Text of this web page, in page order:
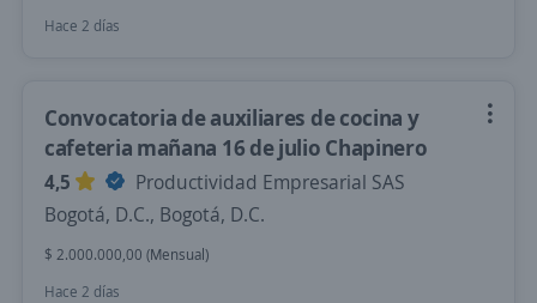
Hace 2 días
Convocatoria de auxiliares de cocina y
cafeteria mañana 16 de julio Chapinero
4,5
Productividad Empresarial SAS
Bogotá, D.C., Bogotá, D.C.
$ 2.000.000,00 (Mensual)
Hace 2 días